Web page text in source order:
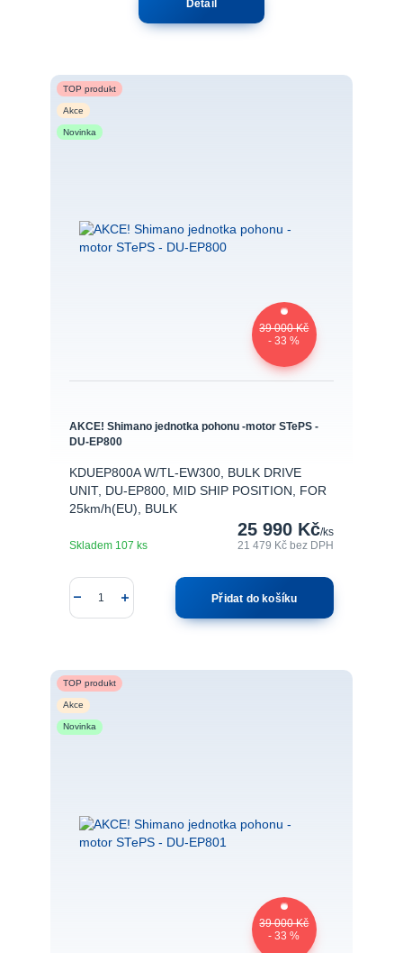
Detail
TOP produkt
Akce
Novinka
39 000 Kč
- 33 %
AKCE! Shimano jednotka pohonu -motor STePS -
DU-EP800
KDUEP800A W/TL-EW300, BULK DRIVE
UNIT, DU-EP800, MID SHIP POSITION, FOR
25km/h(EU), BULK
25 990 Kč/ks
21 479 Kčbez DPH
Skladem 107 ks
Přidat do košíku
TOP produkt
Akce
Novinka
39 000 Kč
- 33 %